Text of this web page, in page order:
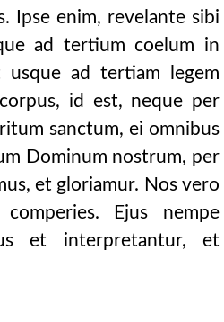
Ipse enim, revelante sibi
ad tertium coelum in
usque ad tertiam legem
id est, neque per
sanctum, ei omnibus
Dominum nostrum, per
et gloriamur. Nos vero
Ejus nempe
et interpretantur, et